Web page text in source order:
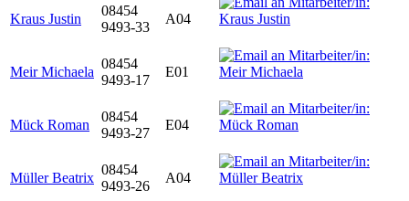
Kraus Justin
08454
9493-33
A04
Meir Michaela
08454
9493-17
E01
Mück Roman
08454
9493-27
E04
Müller Beatrix
08454
9493-26
A04